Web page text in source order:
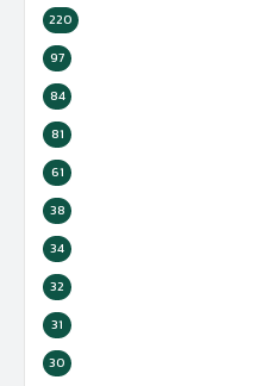
220
97
84
81
61
38
34
32
31
30